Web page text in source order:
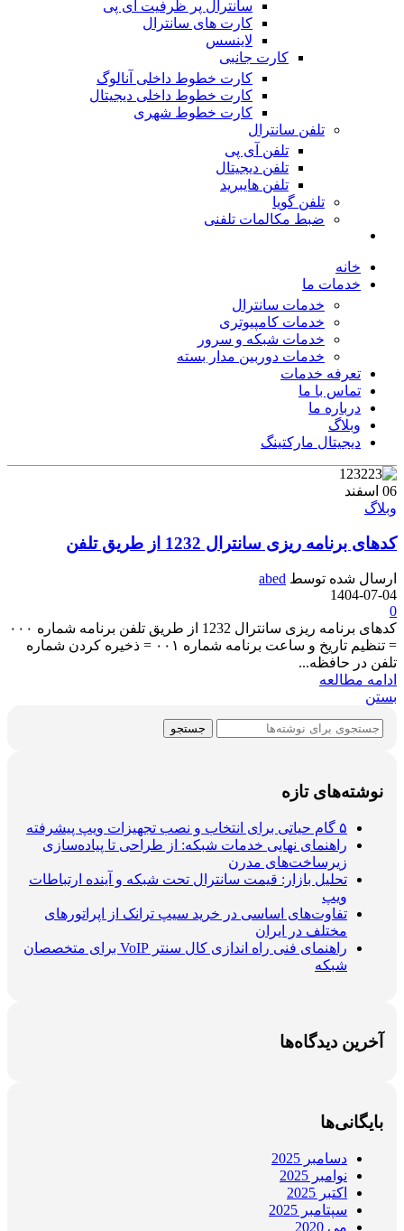
سانترال پر ظرفیت آی پی
کارت های سانترال
لاینسس
کارت جانبی
کارت خطوط داخلی آنالوگ
کارت خطوط داخلی دیجیتال
کارت خطوط شهری
تلفن سانترال
تلفن آی پی
تلفن دیجیتال
تلفن هایبرید
تلفن گویا
ضبط مکالمات تلفنی
خانه
خدمات ما
خدمات سانترال
خدمات کامپیوتری
خدمات شبکه و سرور
خدمات دوربین مدار بسته
تعرفه خدمات
تماس با ما
درباره ما
وبلاگ
دیجیتال مارکتینگ
06 اسفند
وبلاگ
کدهای برنامه ریزی سانترال 1232 از طریق تلفن
ارسال شده توسط abed
1404-07-04
0
کدهای برنامه ریزی سانترال 1232 از طریق تلفن برنامه شماره ۰۰۰
= تنظیم تاریخ و ساعت برنامه شماره ۰۰۱ = ذخیره کردن شماره
تلفن در حافظه...
ادامه مطالعه
بستن
جستجو
نوشته‌های تازه
۵ گام حیاتی برای انتخاب و نصب تجهیزات ویپ پیشرفته
راهنمای نهایی خدمات شبکه: از طراحی تا پیاده‌سازی
زیرساخت‌های مدرن
تحلیل بازار: قیمت سانترال تحت شبکه و آینده ارتباطات
ویپ
تفاوت‌های اساسی در خرید سیپ ترانک از اپراتورهای
مختلف در ایران
راهنمای فنی راه اندازی کال سنتر VoIP برای متخصصان
شبکه
آخرین دیدگاه‌ها
بایگانی‌ها
دسامبر 2025
نوامبر 2025
اکتبر 2025
سپتامبر 2025
می 2020